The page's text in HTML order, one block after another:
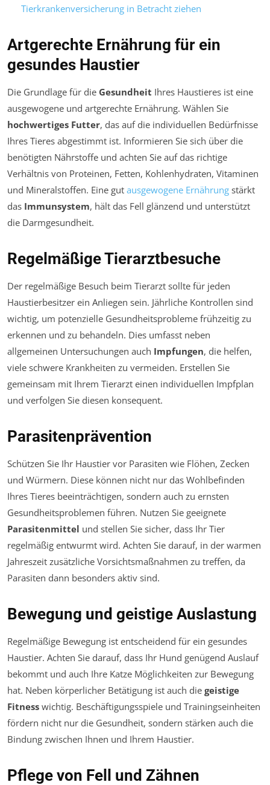
Tierkrankenversicherung in Betracht ziehen
Artgerechte Ernährung für ein
gesundes Haustier
Die Grundlage für die Gesundheit Ihres Haustieres ist eine
ausgewogene und artgerechte Ernährung. Wählen Sie
hochwertiges Futter, das auf die individuellen Bedürfnisse
Ihres Tieres abgestimmt ist. Informieren Sie sich über die
benötigten Nährstoffe und achten Sie auf das richtige
Verhältnis von Proteinen, Fetten, Kohlenhydraten, Vitaminen
und Mineralstoffen. Eine gut ausgewogene Ernährung stärkt
das Immunsystem, hält das Fell glänzend und unterstützt
die Darmgesundheit.
Regelmäßige Tierarztbesuche
Der regelmäßige Besuch beim Tierarzt sollte für jeden
Haustierbesitzer ein Anliegen sein. Jährliche Kontrollen sind
wichtig, um potenzielle Gesundheitsprobleme frühzeitig zu
erkennen und zu behandeln. Dies umfasst neben
allgemeinen Untersuchungen auch Impfungen, die helfen,
viele schwere Krankheiten zu vermeiden. Erstellen Sie
gemeinsam mit Ihrem Tierarzt einen individuellen Impfplan
und verfolgen Sie diesen konsequent.
Parasitenprävention
Schützen Sie Ihr Haustier vor Parasiten wie Flöhen, Zecken
und Würmern. Diese können nicht nur das Wohlbefinden
Ihres Tieres beeinträchtigen, sondern auch zu ernsten
Gesundheitsproblemen führen. Nutzen Sie geeignete
Parasitenmittel und stellen Sie sicher, dass Ihr Tier
regelmäßig entwurmt wird. Achten Sie darauf, in der warmen
Jahreszeit zusätzliche Vorsichtsmaßnahmen zu treffen, da
Parasiten dann besonders aktiv sind.
Bewegung und geistige Auslastung
Regelmäßige Bewegung ist entscheidend für ein gesundes
Haustier. Achten Sie darauf, dass Ihr Hund genügend Auslauf
bekommt und auch Ihre Katze Möglichkeiten zur Bewegung
hat. Neben körperlicher Betätigung ist auch die geistige
Fitness wichtig. Beschäftigungsspiele und Trainingseinheiten
fördern nicht nur die Gesundheit, sondern stärken auch die
Bindung zwischen Ihnen und Ihrem Haustier.
Pflege von Fell und Zähnen